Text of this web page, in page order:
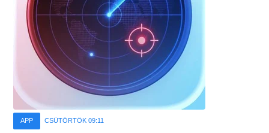
APP CSÜTÖRTÖK 09:11